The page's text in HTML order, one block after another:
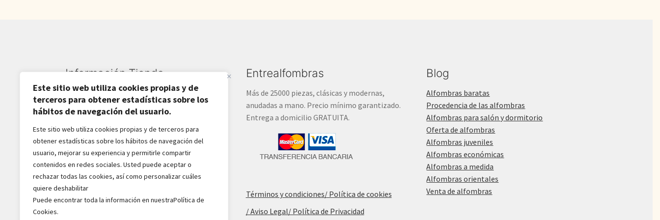
Este sitio web utiliza cookies propias y de
terceros para obtener estadísticas sobre los
hábitos de navegación del usuario.
Este sitio web utiliza cookies propias y de terceros para
obtener estadísticas sobre los hábitos de navegación del
usuario, mejorar su experiencia y permitirle compartir
contenidos en redes sociales. Usted puede aceptar o
rechazar todas las cookies, así como personalizar cuáles
quiere deshabilitar
Puede encontrar toda la información en nuestraPolítica de
Cookies.
Información Tienda
Sardarán SL CIF: B82809781
Av. Pirineos 27, Nave 6
San Sebastián de los Reyes
28703-Madrid - España
916516162 - 628518856
jaba2288@gmail.com
Entrealfombras
Más de 25000 piezas, clásicas y modernas,
anudadas a mano. Precio mínimo garantizado.
Entrega a domicilio GRATUITA.
Términos y condiciones/ Política de cookies
/ Aviso Legal/ Política de Privacidad
Blog
Alfombras baratas
Procedencia de las alfombras
Alfombras para salón y dormitorio
Oferta de alfombras
Alfombras juveniles
Alfombras económicas
Alfombras a medida
Alfombras orientales
Venta de alfombras